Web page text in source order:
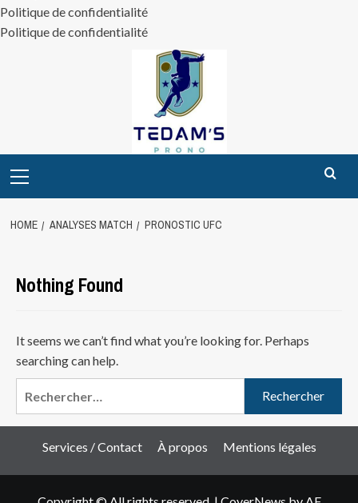
Politique de confidentialité
Politique de confidentialité
Menu
HOME ANALYSES MATCH PRONOSTIC UFC
Nothing Found
It seems we can’t find what you’re looking for. Perhaps
searching can help.
Services / Contact À propos Mentions légales